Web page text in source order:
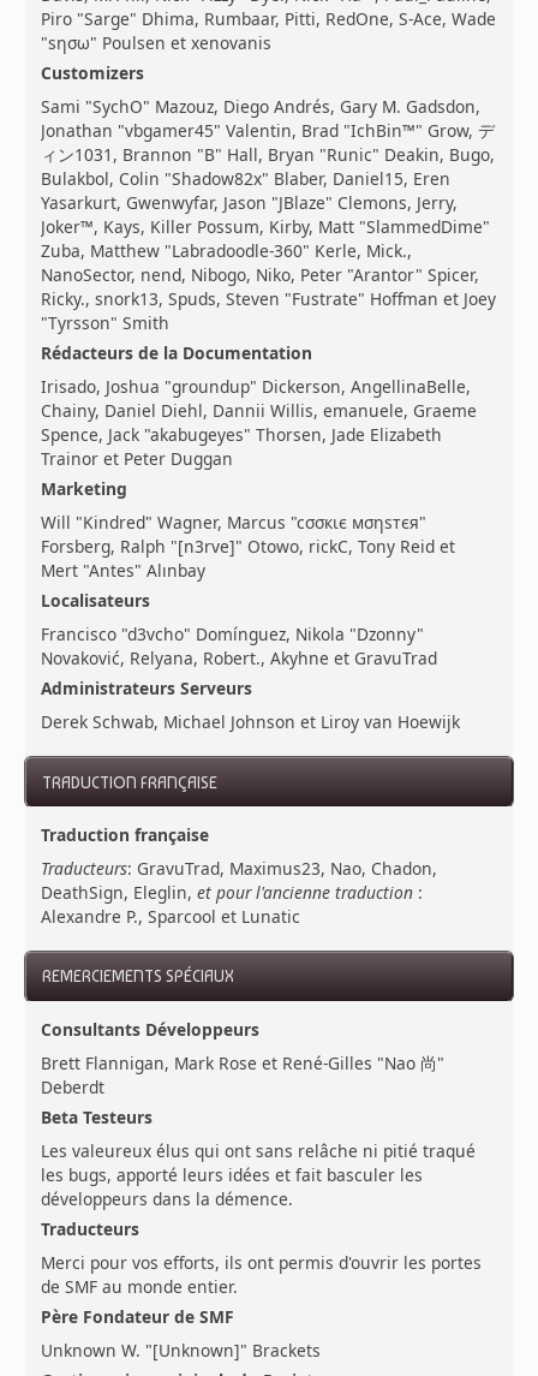
Piro "Sarge" Dhima, Rumbaar, Pitti, RedOne, S-Ace, Wade
"sησω" Poulsen et xenovanis
Customizers
Sami "SychO" Mazouz, Diego Andrés, Gary M. Gadsdon,
Jonathan "vbgamer45" Valentin, Brad "IchBin™" Grow, デ
ィン1031, Brannon "B" Hall, Bryan "Runic" Deakin, Bugo,
Bulakbol, Colin "Shadow82x" Blaber, Daniel15, Eren
Yasarkurt, Gwenwyfar, Jason "JBlaze" Clemons, Jerry,
Joker™, Kays, Killer Possum, Kirby, Matt "SlammedDime"
Zuba, Matthew "Labradoodle-360" Kerle, Mick.,
NanoSector, nend, Nibogo, Niko, Peter "Arantor" Spicer,
Ricky., snork13, Spuds, Steven "Fustrate" Hoffman et Joey
"Tyrsson" Smith
Rédacteurs de la Documentation
Irisado, Joshua "groundup" Dickerson, AngellinaBelle,
Chainy, Daniel Diehl, Dannii Willis, emanuele, Graeme
Spence, Jack "akabugeyes" Thorsen, Jade Elizabeth
Trainor et Peter Duggan
Marketing
Will "Kindred" Wagner, Marcus "cσσкιє мσηѕтєя"
Forsberg, Ralph "[n3rve]" Otowo, rickC, Tony Reid et
Mert "Antes" Alınbay
Localisateurs
Francisco "d3vcho" Domínguez, Nikola "Dzonny"
Novaković, Relyana, Robert., Akyhne et GravuTrad
Administrateurs Serveurs
Derek Schwab, Michael Johnson et Liroy van Hoewijk
TRADUCTION FRANÇAISE
Traduction française
Traducteurs: GravuTrad, Maximus23, Nao, Chadon,
DeathSign, Eleglin,et pour l'ancienne traduction :
Alexandre P., Sparcool et Lunatic
REMERCIEMENTS SPÉCIAUX
Consultants Développeurs
Brett Flannigan, Mark Rose et René-Gilles "Nao 尚"
Deberdt
Beta Testeurs
Les valeureux élus qui ont sans relâche ni pitié traqué
les bugs, apporté leurs idées et fait basculer les
développeurs dans la démence.
Traducteurs
Merci pour vos efforts, ils ont permis d'ouvrir les portes
de SMF au monde entier.
Père Fondateur de SMF
Unknown W. "[Unknown]" Brackets